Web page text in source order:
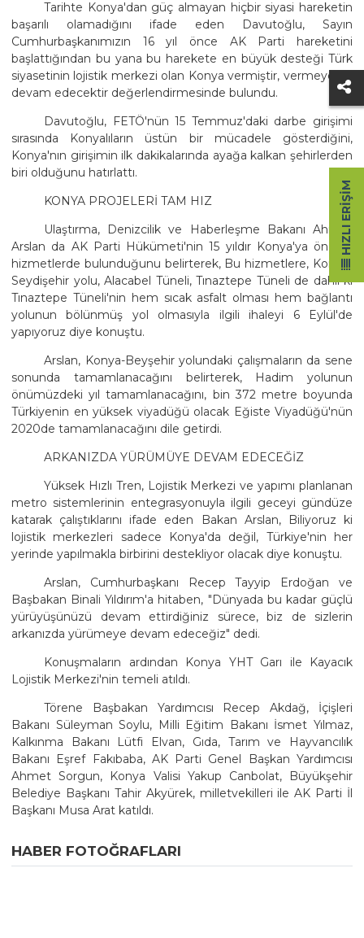
Tarihte Konya'dan güç almayan hiçbir siyasi hareketin
başarılı olamadığını ifade eden Davutoğlu, Sayın
Cumhurbaşkanımızın 16 yıl önce AK Parti hareketini
başlattığından bu yana bu harekete en büyük desteği Türk
siyasetinin lojistik merkezi olan Konya vermiştir, vermeye de
devam edecektir değerlendirmesinde bulundu.
Davutoğlu, FETÖ'nün 15 Temmuz'daki darbe girişimi
sırasında Konyalıların üstün bir mücadele gösterdiğini,
Konya'nın girişimin ilk dakikalarında ayağa kalkan şehirlerden
biri olduğunu hatırlattı.
KONYA PROJELERİ TAM HIZ
Ulaştırma, Denizcilik ve Haberleşme Bakanı Ahmet
Arslan da AK Parti Hükümeti'nin 15 yıldır Konya'ya önemli
hizmetlerde bulunduğunu belirterek, Bu hizmetlere, Konya-
Seydişehir yolu, Alacabel Tüneli, Tınaztepe Tüneli de dahil ki
Tınaztepe Tüneli'nin hem sıcak asfalt olması hem bağlantı
yolunun bölünmüş yol olmasıyla ilgili ihaleyi 6 Eylül'de
yapıyoruz diye konuştu.
Arslan, Konya-Beyşehir yolundaki çalışmaların da sene
sonunda tamamlanacağını belirterek, Hadim yolunun
önümüzdeki yıl tamamlanacağını, bin 372 metre boyunda
Türkiyenin en yüksek viyadüğü olacak Eğiste Viyadüğü'nün
2020de tamamlanacağını dile getirdi.
ARKANIZDA YÜRÜMÜYE DEVAM EDECEĞİZ
Yüksek Hızlı Tren, Lojistik Merkezi ve yapımı planlanan
metro sistemlerinin entegrasyonuyla ilgili geceyi gündüze
katarak çalıştıklarını ifade eden Bakan Arslan, Biliyoruz ki
lojistik merkezleri sadece Konya'da değil, Türkiye'nin her
yerinde yapılmakla birbirini destekliyor olacak diye konuştu.
Arslan, Cumhurbaşkanı Recep Tayyip Erdoğan ve
Başbakan Binali Yıldırım'a hitaben, "Dünyada bu kadar güçlü
yürüyüşünüzü devam ettirdiğiniz sürece, biz de sizlerin
arkanızda yürümeye devam edeceğiz" dedi.
Konuşmaların ardından Konya YHT Garı ile Kayacık
Lojistik Merkezi'nin temeli atıldı.
Törene Başbakan Yardımcısı Recep Akdağ, İçişleri
Bakanı Süleyman Soylu, Milli Eğitim Bakanı İsmet Yılmaz,
Kalkınma Bakanı Lütfi Elvan, Gıda, Tarım ve Hayvancılık
Bakanı Eşref Fakıbaba, AK Parti Genel Başkan Yardımcısı
Ahmet Sorgun, Konya Valisi Yakup Canbolat, Büyükşehir
Belediye Başkanı Tahir Akyürek, milletvekilleri ile AK Parti İl
Başkanı Musa Arat katıldı.
HABER FOTOĞRAFLARI
HIZLI ERIŞIM